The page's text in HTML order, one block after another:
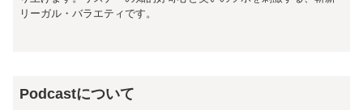
リーガル・バラエティです。
Podcastについて